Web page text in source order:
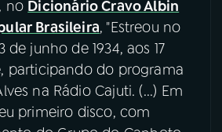
, no Dicionário Cravo Albin
Brasileira, "Estreou no
de junho de 1934, aos 17
participando do programa
na Rádio Cajuti. (...) Em
primeiro disco, com